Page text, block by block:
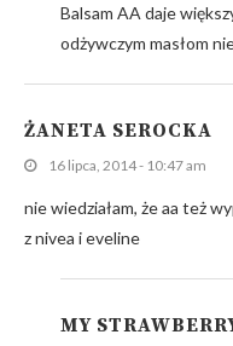
Balsam AA daje
odżywczym masłom
ŻANETA SEROCKA
16 lipca, 2014 - 10:47 am
nie wiedziałam, że aa też
z nivea i eveline
MY